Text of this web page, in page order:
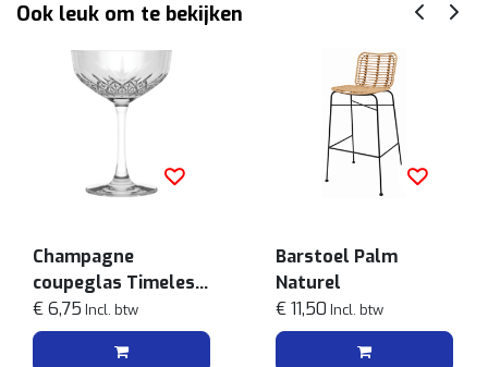
Ook leuk om te bekijken
Champagne
coupeglas Timeless
25.5cl
€ 6,75 Incl. btw
Barstoel Palm
Naturel
€ 11,50 Incl. btw